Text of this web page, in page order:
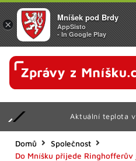
Aktuální teplota v
Domů
Společnost
Do Mníšku přijede
×
Mníšek pod Brdy
AppSisto
- In Google Play